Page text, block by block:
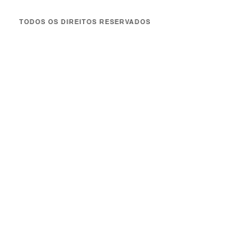
TODOS OS DIREITOS RESERVADOS